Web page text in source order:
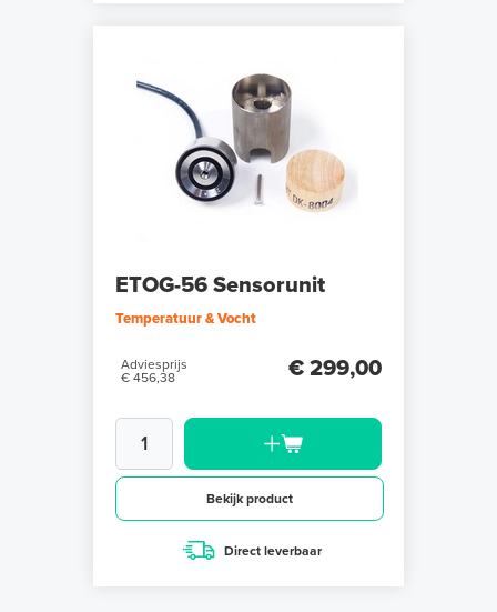
ETOG-56 Sensorunit
Temperatuur & Vocht
Adviesprijs
€ 456,38
€ 299,00
Bekijk product
Direct leverbaar